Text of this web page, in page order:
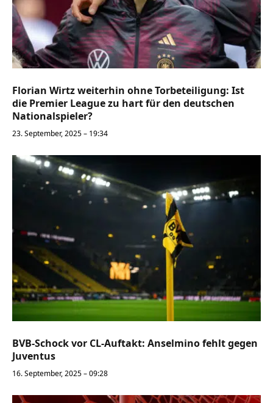
Florian Wirtz weiterhin ohne Torbeteiligung: Ist
die Premier League zu hart für den deutschen
Nationalspieler?
23. September, 2025 – 19:34
BVB-Schock vor CL-Auftakt: Anselmino fehlt gegen
Juventus
16. September, 2025 – 09:28